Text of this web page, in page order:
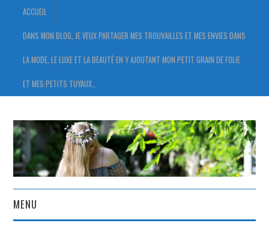
ACCUEIL
DANS MON BLOG, JE VEUX PARTAGER MES TROUVAILLES ET MES ENVIES DANS
LA MODE, LE LUXE ET LA BEAUTÉ EN Y AJOUTANT MON PETIT GRAIN DE FOLIE
ET MES PETITS TUYAUX…
MENU